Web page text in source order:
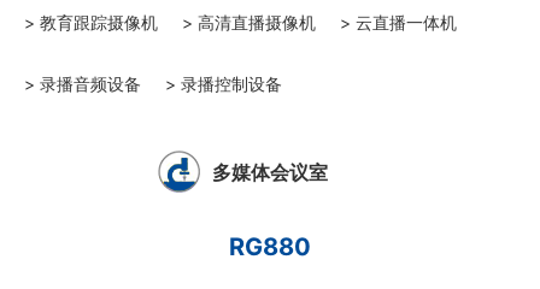
RG880
> 教育跟踪摄像机 > 高清直播摄像机 > 云直播一体机
> 录播音频设备 > 录播控制设备
多媒体会议室